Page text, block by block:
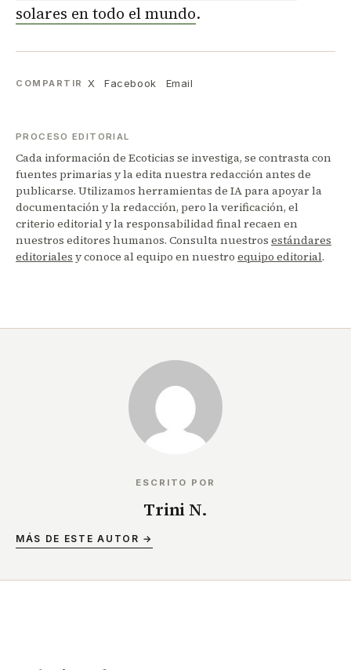
solares en todo el mundo.
COMPARTIR X Facebook Email
PROCESO EDITORIAL
Cada información de Ecoticias se investiga, se contrasta con
fuentes primarias y la edita nuestra redacción antes de
publicarse. Utilizamos herramientas de IA para apoyar la
documentación y la redacción, pero la verificación, el
criterio editorial y la responsabilidad final recaen en
nuestros editores humanos. Consulta nuestros estándares
editoriales y conoce al equipo en nuestro equipo editorial.
ESCRITO POR
Trini N.
MÁS DE ESTE AUTOR →